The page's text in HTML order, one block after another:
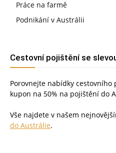
Práce na farmě
Podnikání v Austrálii
Cestovní pojištění se
Porovnejte nabídky
kupon na 50% na pojištění do
Vše najdete v našem
do Austrálie.